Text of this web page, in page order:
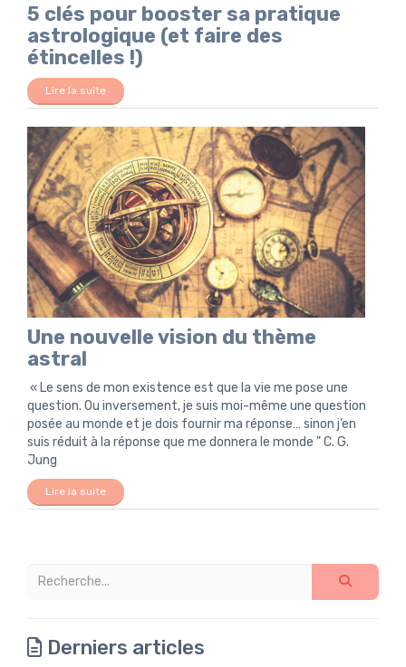
5 clés pour booster sa pratique
astrologique (et faire des
étincelles !)
Lire la suite
Une nouvelle vision du thème
astral
« Le sens de mon existence est que la vie me pose une
question. Ou inversement, je suis moi-même une question
posée au monde et je dois fournir ma réponse… sinon j’en
suis réduit à la réponse que me donnera le monde " C. G.
Jung
Lire la suite
Derniers articles